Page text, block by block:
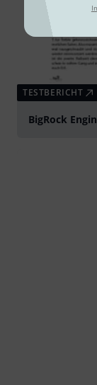
TESTBERICHT
BigRock